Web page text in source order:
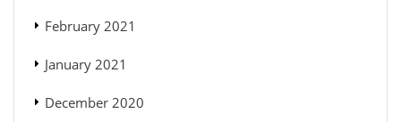
February 2021
January 2021
December 2020